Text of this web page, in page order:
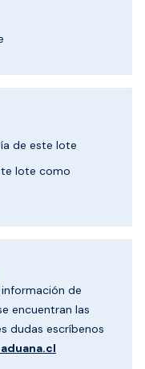
de este lote
lote como
de
encuentran las
dudas escríbenos